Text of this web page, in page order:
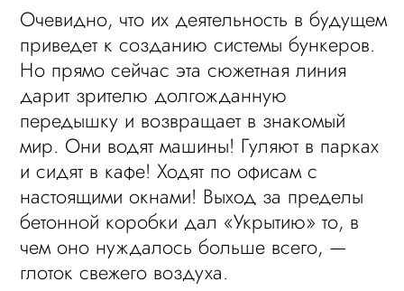
Очевидно, что их деятельность в будущем
приведет к созданию системы бункеров.
Но прямо сейчас эта сюжетная линия
дарит зрителю долгожданную
передышку и возвращает в знакомый
мир. Они водят машины! Гуляют в парках
и сидят в кафе! Ходят по офисам с
настоящими окнами! Выход за пределы
бетонной коробки дал «Укрытию» то, в
чем оно нуждалось больше всего, —
глоток свежего воздуха.